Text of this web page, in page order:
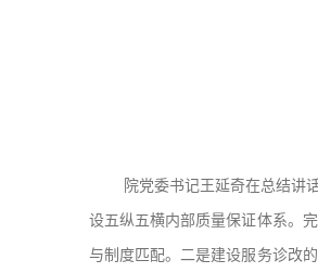
院党委书记王延奇在总结讲
设五纵五横内部质量保证体系。
与制度匹配。二是建设服务诊改